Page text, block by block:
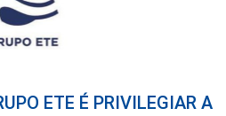
ETE É PRIVILEGIAR A